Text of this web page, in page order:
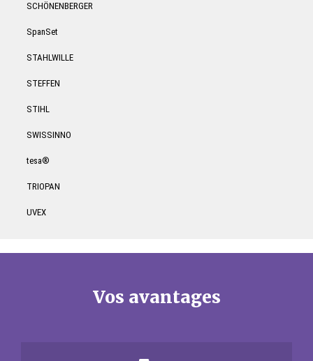
SCHÖNENBERGER
SpanSet
STAHLWILLE
STEFFEN
STIHL
SWISSINNO
tesa®
TRIOPAN
UVEX
Vos avantages